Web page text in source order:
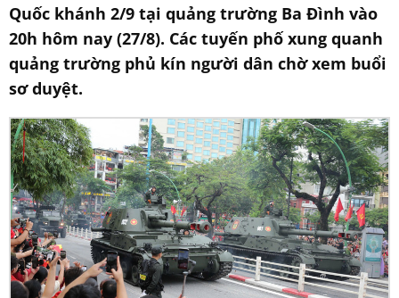
Quốc khánh 2/9 tại quảng trường Ba Đình vào
20h hôm nay (27/8). Các tuyến phố xung quanh
quảng trường phủ kín người dân chờ xem buổi
sơ duyệt.